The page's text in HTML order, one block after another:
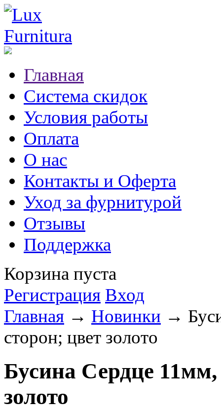
Главная
Система скидок
Условия работы
Оплата
О нас
Контакты и Оферта
Уход за фурнитурой
Отзывы
Поддержка
Корзина пуста
Регистрация Вход
Главная → Новинки →
сторон; цвет золото
Бусина Сердце
золото